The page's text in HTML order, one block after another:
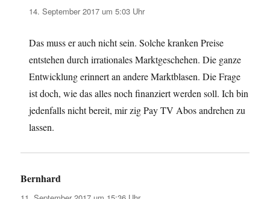
14. September 2017 um 5:03 Uhr
Das muss er auch nicht sein. Solche kranken Preise
entstehen durch irrationales Marktgeschehen. Die ganze
Entwicklung erinnert an andere Marktblasen. Die Frage
ist doch, wie das alles noch finanziert werden soll. Ich bin
jedenfalls nicht bereit, mir zig Pay TV Abos andrehen zu
lassen.
Bernhard